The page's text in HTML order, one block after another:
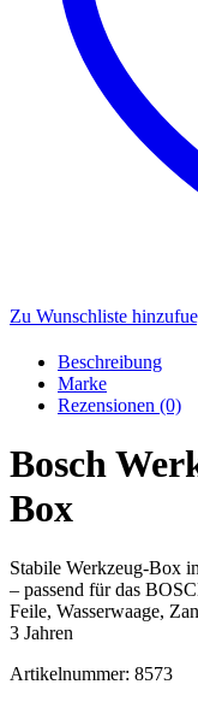
Zu Wunschliste
Beschreibung
Marke
Rezensionen (0)
Bosch
Box
Stabile Werkzeug-Box
– passend für das
Feile, Wasserwaage,
3 Jahren
Artikelnummer: 8573